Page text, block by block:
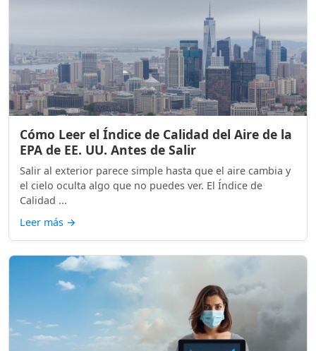
Cómo Leer el Índice de Calidad del Aire de la
EPA de EE. UU. Antes de Salir
Salir al exterior parece simple hasta que el aire cambia y
el cielo oculta algo que no puedes ver. El Índice de
Calidad ...
Leer más →